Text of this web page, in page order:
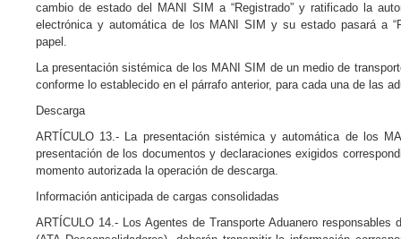
cambio de estado del MANI SIM a “Registrado” y ratificado la
electrónica y automática de los MANI SIM y su estado pasará a
papel.
La presentación sistémica de los MANI SIM de un medio de
conforme lo establecido en el párrafo anterior, para cada una de las
Descarga
ARTÍCULO 13.- La presentación sistémica y automática de los
presentación de los documentos y declaraciones exigidos
momento autorizada la operación de descarga.
Información anticipada de cargas consolidadas
ARTÍCULO 14.- Los Agentes de Transporte Aduanero